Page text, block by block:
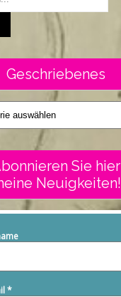
Geschriebenes
Sie hier
Neuigkeiten!
*